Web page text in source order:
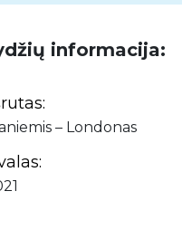
informacija:
– Londonas